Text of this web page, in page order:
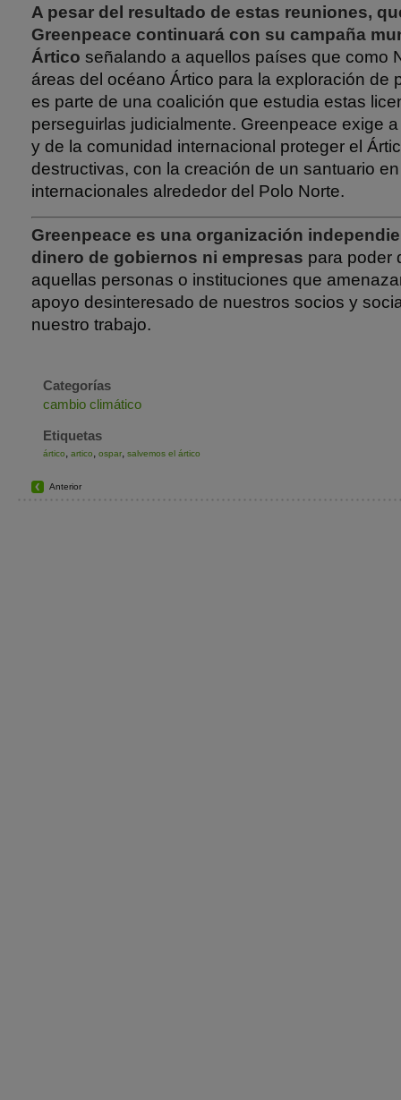
A pesar del resultado de estas reuniones,
Greenpeace continuará con su campaña
Ártico señalando a aquellos países que como
áreas del océano Ártico para la exploración de
es parte de una coalición que estudia estas
perseguirlas judicialmente. Greenpeace exige
y de la comunidad internacional proteger el
destructivas, con la creación de un santuario
internacionales alrededor del Polo Norte.
Greenpeace es una organización
dinero de gobiernos ni empresas para poder
aquellas personas o instituciones que
apoyo desinteresado de nuestros socios y
nuestro trabajo.
Categorías
cambio climático
Etiquetas
ártico, artico, ospar, salvemos el ártico
Anterior